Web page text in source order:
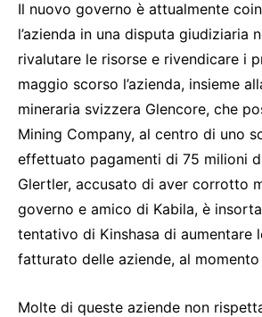
Il nuovo governo è attualmente
l’azienda in una disputa giudiziaria
rivalutare le risorse e rivendicare i
maggio scorso l’azienda, insieme
mineraria svizzera Glencore, che
Mining Company, al centro di uno
effettuato pagamenti di 75 milioni
Glertler, accusato di aver corrotto
governo e amico di Kabila, è
tentativo di Kinshasa di aumentare
fatturato delle aziende, al
Molte di queste aziende non